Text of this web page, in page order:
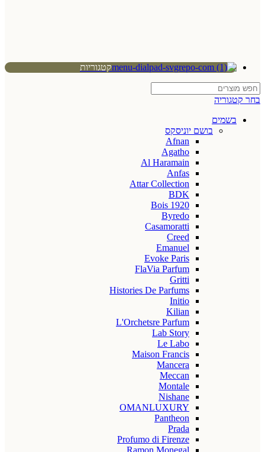
קטגוריות
בחר קטגוריה
בשמים
בושם יוניסקס
Afnan
Agatho
Al Haramain
Anfas
Attar Collection
BDK
Bois 1920
Byredo
Casamoratti
Creed
Emanuel
Evoke Paris
FlaVia Parfum
Gritti
Histories De Parfums
Initio
Kilian
L'Orchetsre Parfum
Lab Story
Le Labo
Maison Francis
Mancera
Meccan
Montale
Nishane
OMANLUXURY
Pantheon
Prada
Profumo di Firenze
Ramon Monegal